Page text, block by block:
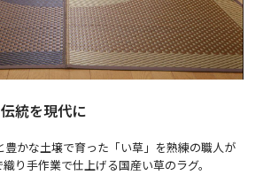
統を現代に
豊かな土壌で育った「い草」を熟練の職人が
り手作業で仕上げる国産い草のラグ。